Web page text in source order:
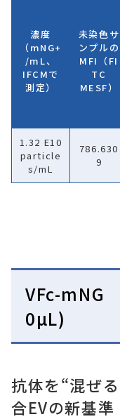
濃度
（mNG+
/mL、
IFCMで
測定）
未染色サ
ンプルの
MFI（FI
TC
MESF）
1.32 E10
particle
s/mL
786.630
9
VFc-mNG
0µL)
抗体を“混ぜ
合EVの新基準